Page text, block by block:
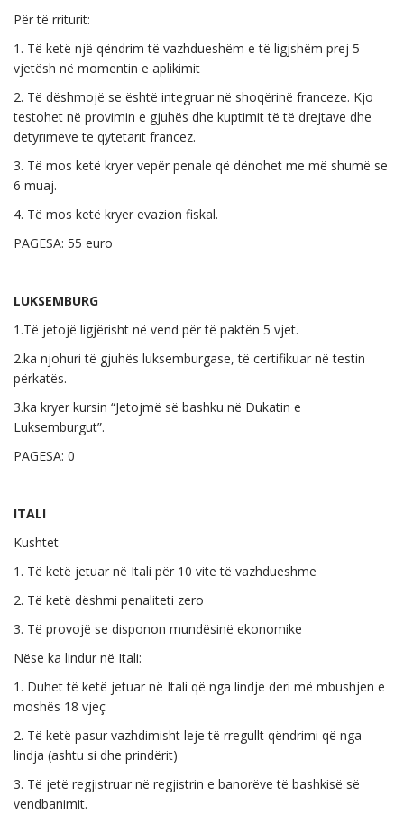
Për të rriturit:
1. Të ketë një qëndrim të vazhdueshëm e të ligjshëm prej 5
vjetësh në momentin e aplikimit
2. Të dëshmojë se është integruar në shoqërinë franceze. Kjo
testohet në provimin e gjuhës dhe kuptimit të të drejtave dhe
detyrimeve të qytetarit francez.
3. Të mos ketë kryer vepër penale që dënohet me më shumë se
6 muaj.
4. Të mos ketë kryer evazion fiskal.
PAGESA: 55 euro
LUKSEMBURG
1.Të jetojë ligjërisht në vend për të paktën 5 vjet.
2.ka njohuri të gjuhës luksemburgase, të certifikuar në testin
përkatës.
3.ka kryer kursin “Jetojmë së bashku në Dukatin e
Luksemburgut”.
PAGESA: 0
ITALI
Kushtet
1. Të ketë jetuar në Itali për 10 vite të vazhdueshme
2. Të ketë dëshmi penaliteti zero
3. Të provojë se disponon mundësinë ekonomike
Nëse ka lindur në Itali:
1. Duhet të ketë jetuar në Itali që nga lindje deri më mbushjen e
moshës 18 vjeç
2. Të ketë pasur vazhdimisht leje të rregullt qëndrimi që nga
lindja (ashtu si dhe prindërit)
3. Të jetë regjistruar në regjistrin e banorëve të bashkisë së
vendbanimit.